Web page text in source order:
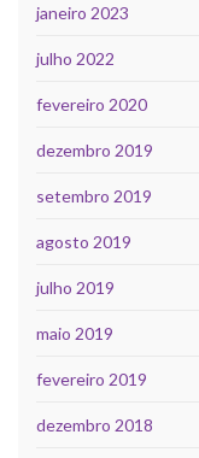
janeiro 2023
julho 2022
fevereiro 2020
dezembro 2019
setembro 2019
agosto 2019
julho 2019
maio 2019
fevereiro 2019
dezembro 2018